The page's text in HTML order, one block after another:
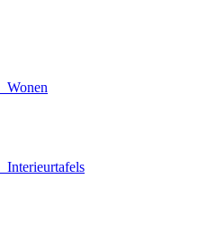
Wonen
Interieurtafels